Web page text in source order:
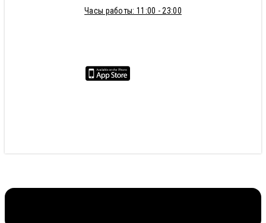
Часы работы: 11:00 - 23:00